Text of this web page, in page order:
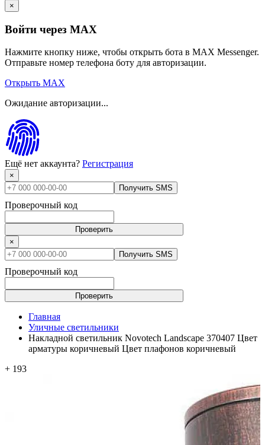
×
Войти через MAX
Нажмите кнопку ниже, чтобы открыть бота в MAX Messenger.
Отправьте номер телефона боту для авторизации.
Открыть MAX
Ожидание авторизации...
Ещё нет аккаунта? Регистрация
×
Получить SMS
Проверочный код
Проверить
×
Получить SMS
Проверочный код
Проверить
Главная
Уличные светильники
Накладной светильник Novotech Landscape 370407 Цвет
арматуры коричневый Цвет плафонов коричневый
+ 193